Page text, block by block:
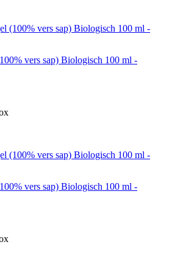
vers sap) Biologisch 100 ml -
vers sap) Biologisch 100 ml -